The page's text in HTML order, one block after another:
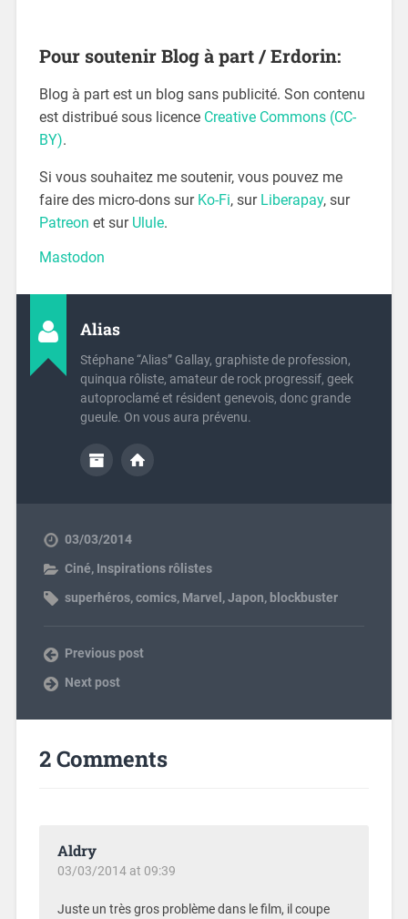
Pour soutenir Blog à part / Erdorin:
Blog à part est un blog sans publicité. Son contenu
est distribué sous licence Creative Commons (CC-
BY).
Si vous souhaitez me soutenir, vous pouvez me
faire des micro-dons sur Ko-Fi, sur Liberapay, sur
Patreon et sur Ulule.
Mastodon
Alias
Stéphane “Alias” Gallay, graphiste de profession,
quinqua rôliste, amateur de rock progressif, geek
autoproclamé et résident genevois, donc grande
gueule. On vous aura prévenu.
03/03/2014
Ciné, Inspirations rôlistes
superhéros,comics, Marvel ,Japon, blockbuster
Previous post
Next post
2 Comments
Aldry
03/03/2014 at 09:39
Juste un très gros problème dans le film, il coupe